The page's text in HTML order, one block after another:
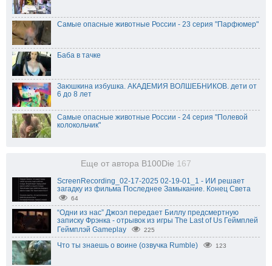
Самые опасные животные России - 23 серия "Парфюмер"
Баба в тачке
Заюшкина избушка. АКАДЕМИЯ ВОЛШЕБНИКОВ. дети от
6 до 8 лет
Самые опасные животные России - 24 серия "Полевой
колокольчик"
Еще от автора B100Die 167
ScreenRecording_02-17-2025 02-19-01_1 - ИИ решает
загадку из фильма Последнее Замыкание. Конец Света
64
“Одни из нас” Джоэл передает Биллу предсмертную
записку Фрэнка - отрывок из игры The Last of Us Геймплей
Геймплэй Gameplay
225
Что ты знаешь о воине (озвучка Rumble) 123